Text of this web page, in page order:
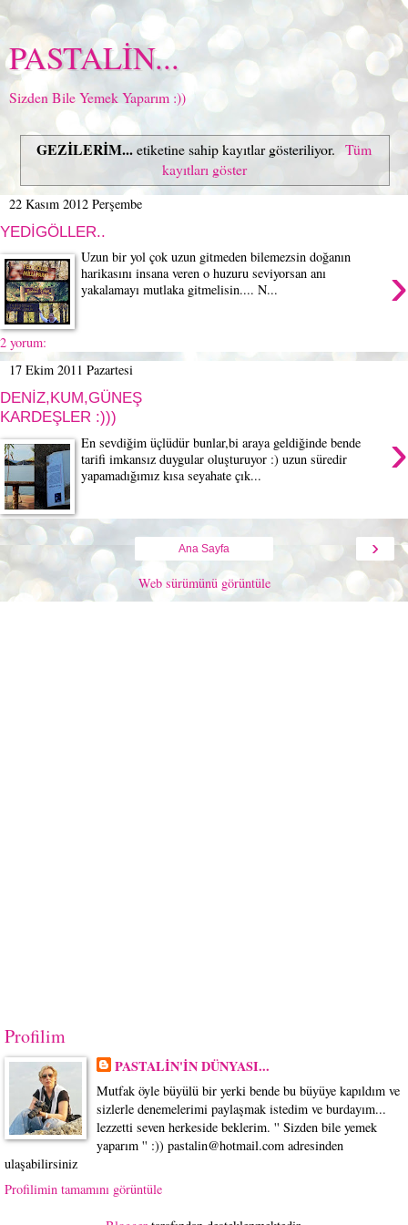
PASTALİN...
Sizden Bile Yemek Yaparım :))
GEZİLERİM...etiketine sahip kayıtlar gösteriliyor. Tüm
kayıtları göster
22 Kasım 2012 Perşembe
YEDİGÖLLER..
›
Uzun bir yol çok uzun gitmeden bilemezsin doğanın
harikasını insana veren o huzuru seviyorsan anı
yakalamayı mutlaka gitmelisin.... N...
2 yorum:
17 Ekim 2011 Pazartesi
DENİZ,KUM,GÜNEŞ
KARDEŞLER :)))
›
En sevdiğim üçlüdür bunlar,bi araya geldiğinde bende
tarifi imkansız duygular oluşturuyor :) uzun süredir
yapamadığımız kısa seyahate çık...
›
Ana Sayfa
Web sürümünü görüntüle
Profilim
PASTALİN'İN DÜNYASI...
Mutfak öyle büyülü bir yerki bende bu büyüye kapıldım ve
sizlerle denemelerimi paylaşmak istedim ve burdayım...
lezzetti seven herkeside beklerim. '' Sizden bile yemek
yaparım '' :)) pastalin@hotmail.com adresinden
ulaşabilirsiniz
Profilimin tamamını görüntüle